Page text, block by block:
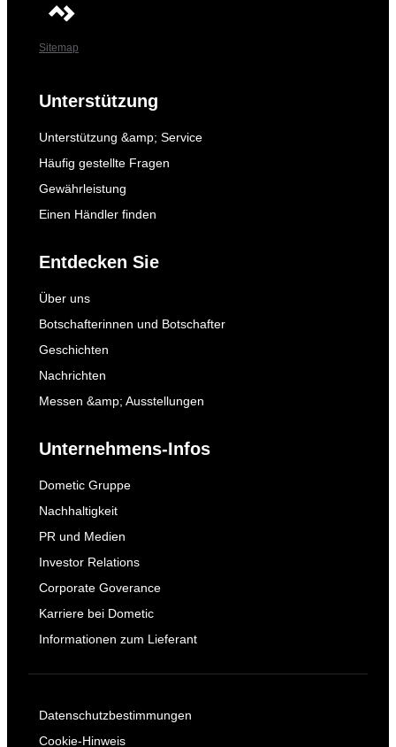
Sitemap
Unterstützung
Unterstützung &amp; Service
Häufig gestellte Fragen
Gewährleistung
Einen Händler finden
Entdecken Sie
Über uns
Botschafterinnen und Botschafter
Geschichten
Nachrichten
Messen &amp; Ausstellungen
Unternehmens-Infos
Dometic Gruppe
Nachhaltigkeit
PR und Medien
Investor Relations
Corporate Goverance
Karriere bei Dometic
Informationen zum Lieferant
Datenschutzbestimmungen
Cookie-Hinweis